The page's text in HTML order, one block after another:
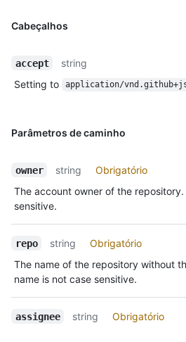
Cabeçalhos
accept
string
Setting to
application/
Parâmetros de caminho
owner string
Obrigatório
The account owner of the
sensitive.
repo string
Obrigatório
The name of the repository without
name is not case sensitive.
assignee string Obrigatório